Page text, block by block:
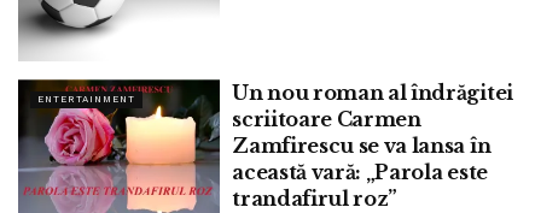
ENTERTAINMENT
Un nou roman al îndrăgitei
scriitoare Carmen
Zamfirescu se va lansa în
această vară: „Parola este
trandafirul roz”